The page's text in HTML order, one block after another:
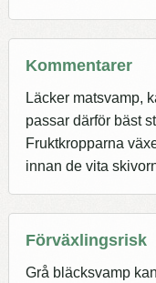
Kommentarer
Läcker matsvamp,
passar därför bäst
Fruktkropparna
innan de vita
Förväxlingsrisk
Grå bläcksvamp